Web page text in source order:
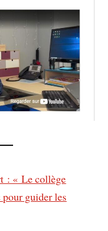
: « Le collège
guider les